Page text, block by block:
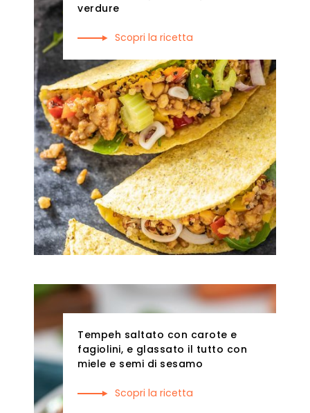
verdure
Scopri la ricetta
Tempeh saltato con carote e
fagiolini, e glassato il tutto con
miele e semi di sesamo
Scopri la ricetta